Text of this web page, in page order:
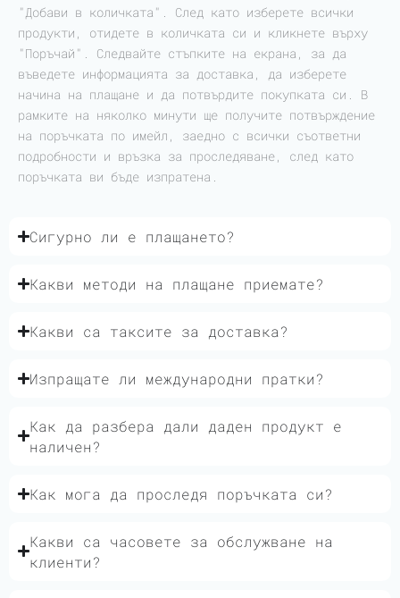
"Добави в количката". След като изберете всички
продукти, отидете в количката си и кликнете върху
"Поръчай". Следвайте стъпките на екрана, за да
въведете информацията за доставка, да изберете
начина на плащане и да потвърдите покупката си. В
рамките на няколко минути ще получите потвърждение
на поръчката по имейл, заедно с всички съответни
подробности и връзка за проследяване, след като
поръчката ви бъде изпратена.
Сигурно ли е плащането?
Какви методи на плащане приемате?
Какви са таксите за доставка?
Изпращате ли международни пратки?
Как да разбера дали даден продукт е
наличен?
Как мога да проследя поръчката си?
Какви са часовете за обслужване на
клиенти?